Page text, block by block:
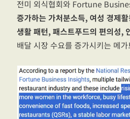
전미 외식협회와 Fortune
증가하는 가처분소득, 여성 경제
생활 패턴, 패스트푸드의 편의성,
배달 시장 수요를 증가시키는 메